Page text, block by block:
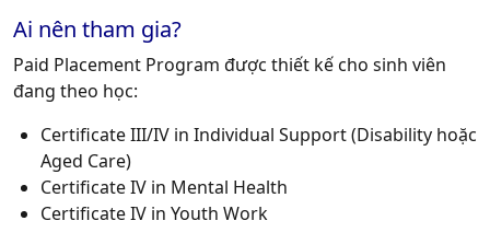
Ai nên tham gia?
Paid Placement Program được thiết kế cho sinh viên
đang theo học:
Certificate III/IV in Individual Support (Disability hoặc
Aged Care)
Certificate IV in Mental Health
Certificate IV in Youth Work